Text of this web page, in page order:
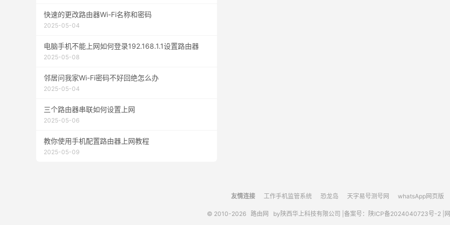
快速的更改路由器Wi-Fi名称和密码
2025-05-04
电脑手机不能上网如何登录192.168.1.1设置路由器
2025-05-08
邻居问我家Wi-Fi密码不好回绝怎么办
2025-05-04
三个路由器串联如何设置上网
2025-05-06
教你使用手机配置路由器上网教程
2025-05-09
友情连接 工作手机监管系统 恐龙岛 天字易号测号网 whatsApp网页版
© 2010-2026 路由网 by陕西华上科技有限公司 | 备案号：陕ICP备2024040723号-2 |